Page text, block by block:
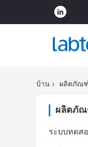
บ้าน ผลิตภัณ
ผลิตภั
ระบบทดส